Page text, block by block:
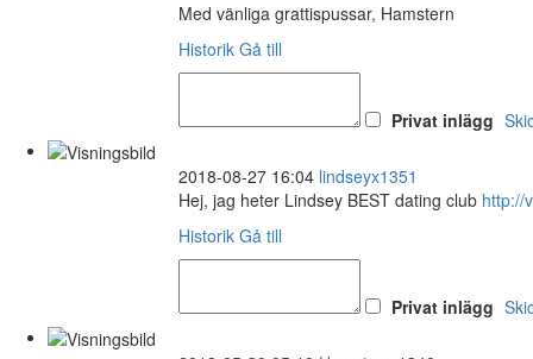
Med vänliga grattispussar, Hamstern
Historik Gå till
Privat inlägg
2018-08-27 16:04 lindseyx1351
Hej, jag heter Lindsey BEST dating club http://
Historik Gå till
Privat inlägg